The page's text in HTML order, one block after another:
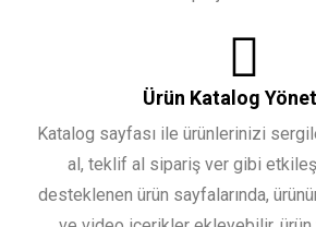
Ürün Katalog
Katalog sayfası ile ürünlerinizi
al, teklif al sipariş ver gibi
desteklenen ürün sayfalarında,